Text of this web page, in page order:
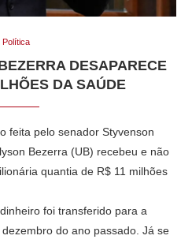
Política
DESAPARECE
DA SAÚDE
feita pelo senador Styvenson
Bezerra (UB) recebeu e não
quantia de R$ 11 milhões
foi transferido para a
do ano passado. Já se